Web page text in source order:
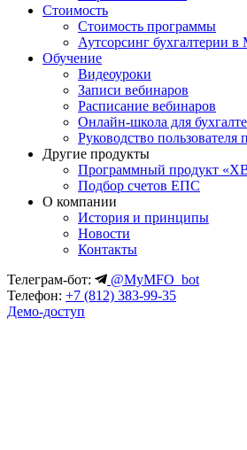
Стоимость
Стоимость программы
Аутсорсинг
Обучение
Видеоуроки
Записи вебинаров
Расписание вебинаров
Онлайн-школа для
Руководство
Другие продукты
Программный продукт
Подбор счетов ЕПС
О компании
История и принципы
Новости
Контакты
Телеграм-бот:
@MyMFO_bot
Телефон: +7 (812) 383-99-35
Демо-доступ